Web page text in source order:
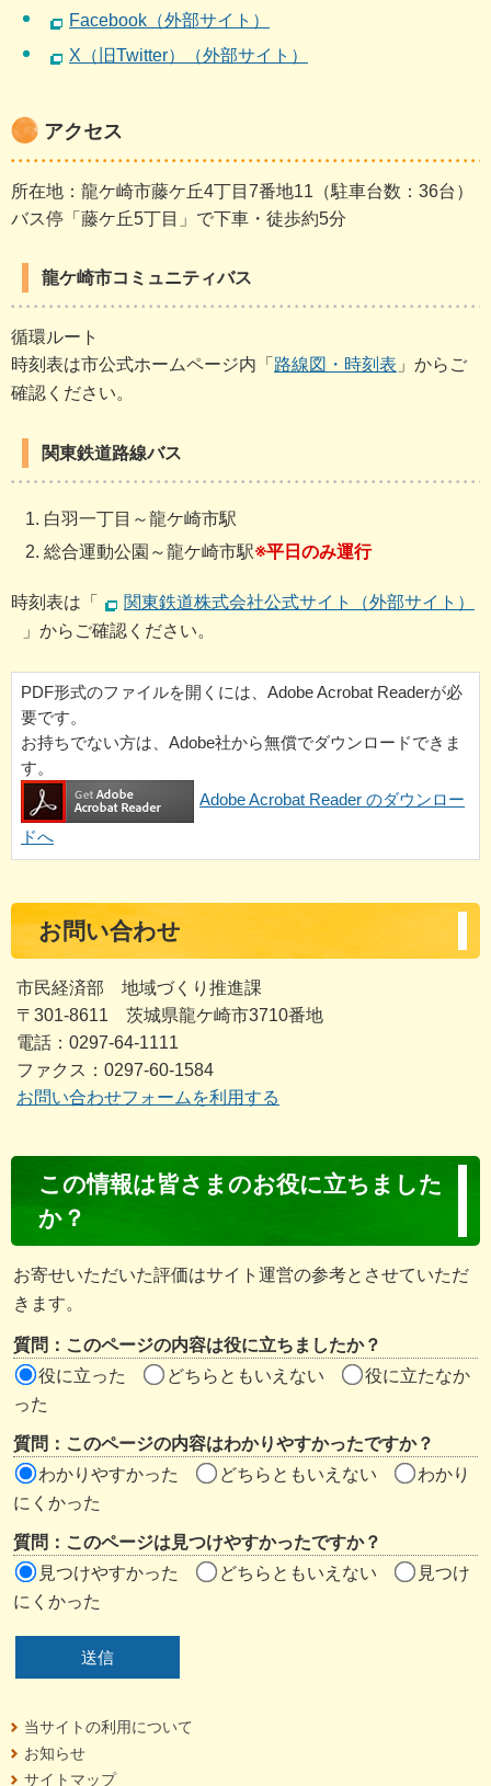
Facebook（外部サイト）
X（旧Twitter）（外部サイト）
アクセス
所在地：龍ケ崎市藤ケ丘4丁目7番地11（駐車台数：36台）
バス停「藤ケ丘5丁目」で下車・徒歩約5分
龍ケ崎市コミュニティバス
循環ルート
時刻表は市公式ホームページ内「 路線図・時刻表 」からご
確認ください。
関東鉄道路線バス
白羽一丁目～龍ケ崎市駅
総合運動公園～龍ケ崎市駅※平日のみ運行
時刻表は「
関東鉄道株式会社公式サイト（外部サイト）
」からご確認ください。
PDF形式のファイルを開くには、Adobe Acrobat Readerが必
要です。
お持ちでない方は、Adobe社から無償でダウンロードできま
す。
Adobe Acrobat Reader のダウンロー
ドへ
お問い合わせ
市民経済部 地域づくり推進課
〒301-8611 茨城県龍ケ崎市3710番地
電話：0297-64-1111
ファクス：0297-60-1584
お問い合わせフォームを利用する
ン
ン
ツ
評
価
ア
この情報は皆さまのお役に立ちました
か？
お寄せいただいた評価はサイト運営の参考とさせていただ
きます。
質問：このページの内容は役に立ちましたか？
役に立った
どちらともいえない
役に立たなか
った
質問：このページの内容はわかりやすかったですか？
わかりやすかった
どちらともいえない
わかり
にくかった
質問：このページは見つけやすかったですか？
見つけやすかった
どちらともいえない
見つけ
にくかった
当サイトの利用について
お知らせ
サイトマップ